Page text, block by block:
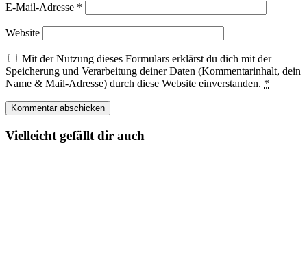
E-Mail-Adresse *
Website
Mit der Nutzung dieses Formulars erklärst du dich mit der
Speicherung und Verarbeitung deiner Daten (Kommentarinhalt, dein
Name & Mail-Adresse) durch diese Website einverstanden. *
Vielleicht gefällt dir auch